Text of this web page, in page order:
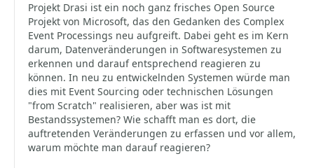
Projekt Drasi ist ein noch ganz frisches Open Source
Projekt von Microsoft, das den Gedanken des Complex
Event Processings neu aufgreift. Dabei geht es im Kern
darum, Datenveränderungen in Softwaresystemen zu
erkennen und darauf entsprechend reagieren zu
können. In neu zu entwickelnden Systemen würde man
dies mit Event Sourcing oder technischen Lösungen
"from Scratch" realisieren, aber was ist mit
Bestandssystemen? Wie schafft man es dort, die
auftretenden Veränderungen zu erfassen und vor allem,
warum möchte man darauf reagieren?